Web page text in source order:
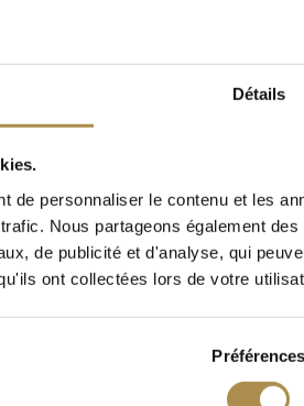
Détails
de personnaliser le contenu et les
Nous partageons également
de publicité et d'analyse, qui
ont collectées lors de votre
Préférences